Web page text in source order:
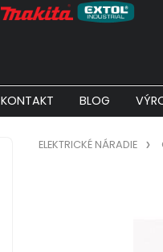
KONTAKT BLOG
ELEKTRICKÉ NÁRADIE